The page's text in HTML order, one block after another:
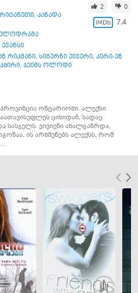
, კანადა
2 0
7.4
რიკმანი, სიგურნი უივერი, კერი-ენ
, ჯეიმს ოლოდი
ონტარიოში. ალექსი
ციხიდან, სადაც
სასჯელს. ვივიენი ახალგაზრდა,
ის არწმუნებს ალექსს, რომ